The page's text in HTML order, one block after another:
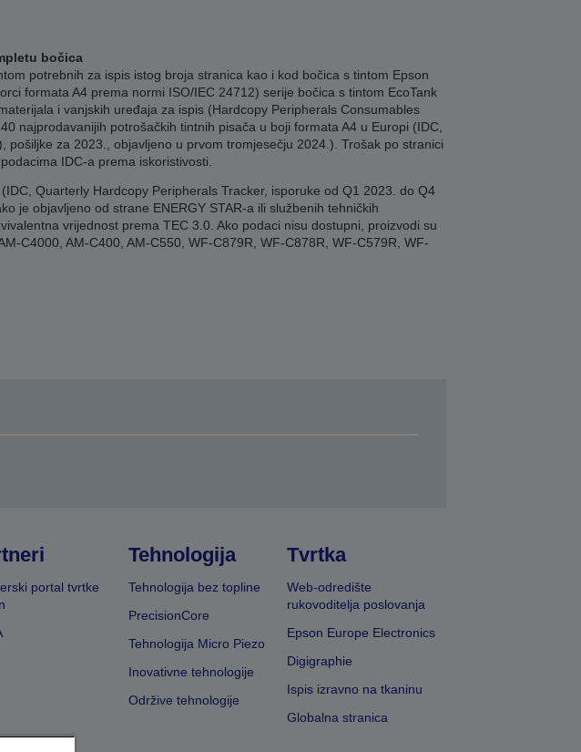
bočica
potrebnih za ispis istog broja stranica kao i kod bočica s tintom Epson
formata A4 prema normi ISO/IEC 24712) serije bočica s tintom EcoTank
i vanjskih uređaja za ispis (Hardcopy Peripherals Consumables
najprodavanijih potrošačkih tintnih pisača u boji formata A4 u Europi (IDC,
za 2023., objavljeno u prvom tromjesečju 2024.). Trošak po stranici
IDC-a prema iskoristivosti.
Quarterly Hardcopy Peripherals Tracker, isporuke od Q1 2023. do Q4
je objavljeno od strane ENERGY STAR-a ili službenih tehničkih
vrijednost prema TEC 3.0. Ako podaci nisu dostupni, proizvodi su
C4000, AM-C400, AM-C550, WF-C879R, WF-C878R, WF-C579R, WF-
portal tvrtke
Tehnologija
Tehnologija bez topline
PrecisionCore
Tehnologija Micro Piezo
Inovativne tehnologije
Održive tehnologije
Tvrtka
Web-odredište
rukovoditelja poslovanja
Epson Europe Electronics
Digigraphie
Ispis izravno na tkaninu
Globalna stranica